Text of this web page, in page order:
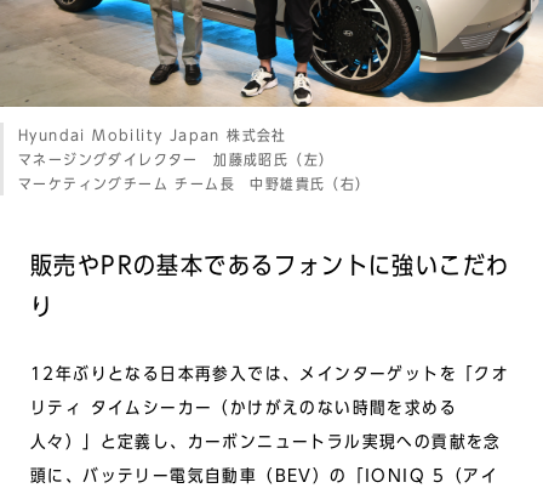
Hyundai Mobility Japan 株式会社
マネージングダイレクター 加藤成昭氏（左）
マーケティングチーム チーム長 中野雄貴氏（右）
販売やPRの基本であるフォントに強いこだわ
り
12年ぶりとなる日本再参入では、メインターゲットを「クオ
リティ タイムシーカー（かけがえのない時間を求める
人々）」と定義し、カーボンニュートラル実現への貢献を念
頭に、バッテリー電気自動車（BEV）の「IONIQ 5（アイ